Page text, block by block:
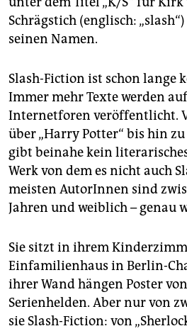
Schrägstich (englisch:
seinen Namen.
Slash-Fiction ist schon lange
Immer mehr Texte werden
Internetforen veröffentlicht.
über „Harry Potter“ bis hin zu
gibt beinahe kein
Werk von dem es nicht auch
meisten AutorInnen sind
Jahren und weiblich – genau
Sie sitzt in ihrem
Einfamilienhaus in Berlin-
ihrer Wand hängen Poster
Serienhelden. Aber nur von
sie Slash-Fiction: von